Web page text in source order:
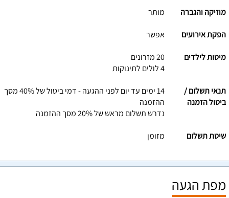
מוזיקה והגברה מותר
הפקת אירועים אפשר
מיטות לילדים
20 מזרונים
4 לולים לתינוקות
תנאי תשלום /
ביטול הזמנה
14 ימים עד יום לפני ההגעה - דמי ביטול של 40% מסך
ההזמנה
נדרש תשלום מראש של 20% מסך ההזמנה
שיטת תשלום מזומן
מפת הגעה